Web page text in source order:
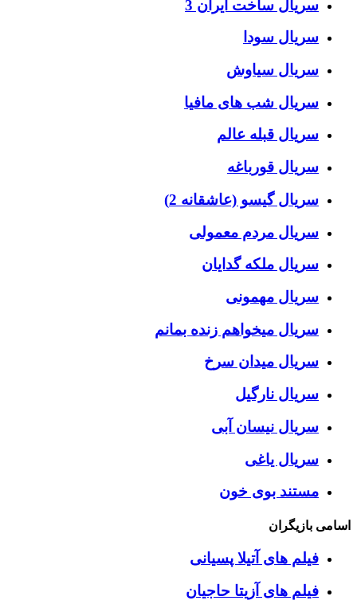
سریال ساخت ایران 3
سریال سودا
سریال سیاوش
سریال شب های مافیا
سریال قبله عالم
سریال قورباغه
سریال گیسو (عاشقانه 2)
سریال مردم معمولی
سریال ملکه گدایان
سریال مهمونی
سریال میخواهم زنده بمانم
سریال میدان سرخ
سریال نارگیل
سریال نیسان آبی
سریال یاغی
مستند بوی خون
اسامی بازیگران
فیلم های آتیلا پسیانی
فیلم های آزیتا حاجیان